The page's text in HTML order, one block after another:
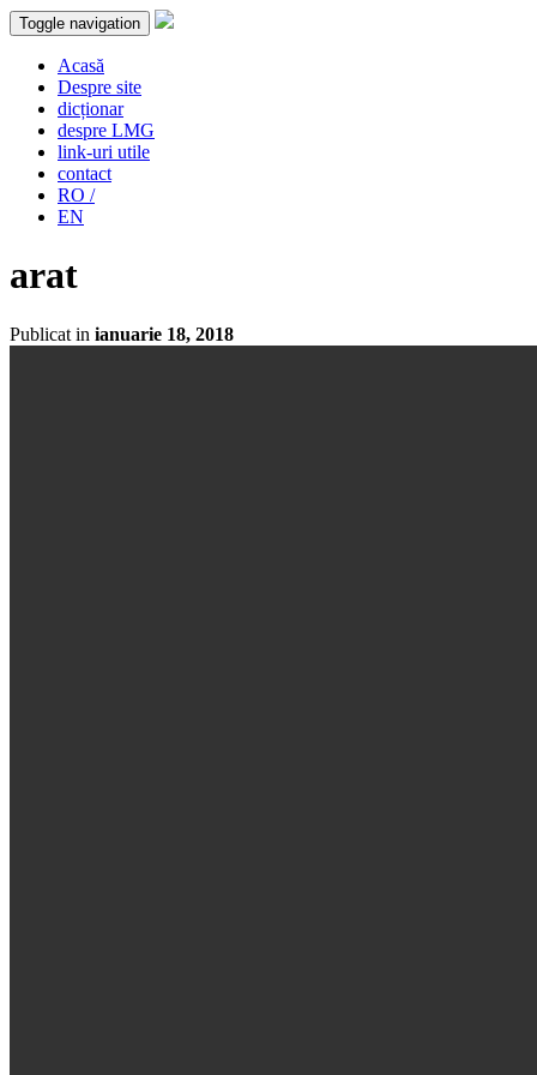
Toggle navigation
Acasă
Despre site
dicționar
despre LMG
link-uri utile
contact
RO /
EN
arat
Publicat in ianuarie 18, 2018